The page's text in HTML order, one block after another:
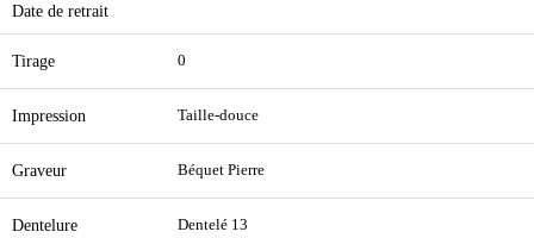
Date de retrait
Tirage 0
Impression Taille-douce
Graveur Béquet Pierre
Dentelure Dentelé 13